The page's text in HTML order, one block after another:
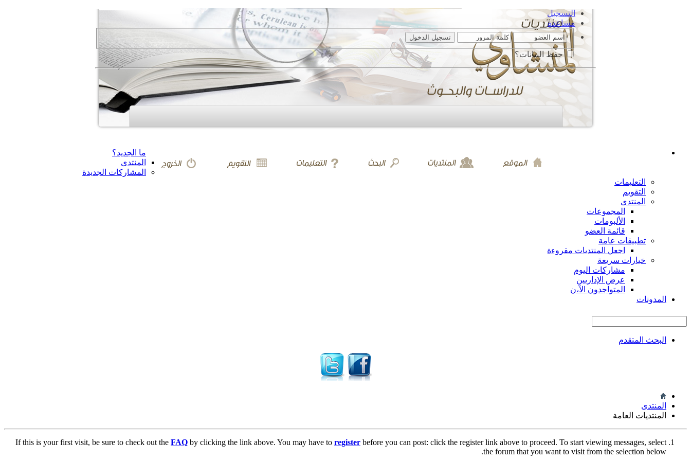
التسجيل
مساعدة
حفظ البيانات؟
ما الجديد؟
المنتدى
المشاركات الجديدة
التعليمات
التقويم
المنتدى
المجموعات
الألبومات
قائمة العضو
تطبيقات عامة
اجعل المنتديات مقروءة
خيارات سريعة
مشاركات اليوم
عرض الإداريين
المتواجدون الآ،ن
المدونات
البحث المتقدم
المنتدى
المنتديات العامة
If this is your first visit, be sure to check out the FAQ by clicking the link above. You may have to register before you can post: click the register link above to proceed. To start viewing messages, select
the forum that you want to visit from the selection below.